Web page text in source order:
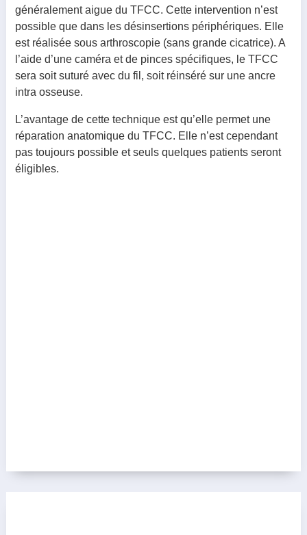
généralement aigue du TFCC. Cette intervention n’est
possible que dans les désinsertions périphériques. Elle
est réalisée sous arthroscopie (sans grande cicatrice). A
l’aide d’une caméra et de pinces spécifiques, le TFCC
sera soit suturé avec du fil, soit réinséré sur une ancre
intra osseuse.
L’avantage de cette technique est qu’elle permet une
réparation anatomique du TFCC. Elle n’est cependant
pas toujours possible et seuls quelques patients seront
éligibles.